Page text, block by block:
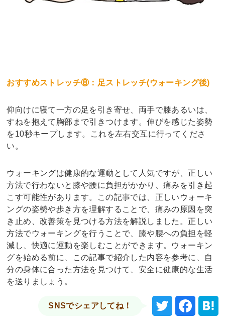
おすすめストレッチ⑧：足ストレッチ(ウォーキング後)
仰向けに寝て一方の足を引き寄せ、両手で膝あるいは、
すねを抱えて胸部まで引きつけます。伸びを感じた姿勢
を10秒キープします。これを左右交互に行ってくださ
い。
ウォーキングは健康的な運動として人気ですが、正しい
方法で行わないと膝や腰に負担がかかり、痛みを引き起
こす可能性があります。この記事では、正しいウォーキ
ングの姿勢や歩き方を理解することで、痛みの原因を突
き止め、改善策を見つける方法を解説しました。正しい
方法でウォーキングを行うことで、膝や腰への負担を軽
減し、快適に運動を楽しむことができます。ウォーキン
グを始める前に、この記事で紹介した内容を参考に、自
分の身体に合った方法を見つけて、安全に健康的な生活
を送りましょう。
SNSでシェアしてね！